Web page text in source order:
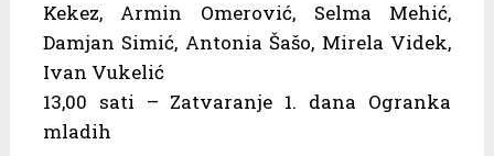
Kekez, Armin Omerović, Selma Mehić,
Damjan Simić, Antonia Šašo, Mirela Videk,
Ivan Vukelić
13,00 sati – Zatvaranje 1. dana Ogranka
mladih